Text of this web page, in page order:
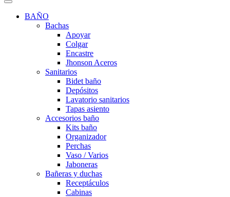
BAÑO
Bachas
Apoyar
Colgar
Encastre
Jhonson Aceros
Sanitarios
Bidet baño
Depósitos
Lavatorio sanitarios
Tapas asiento
Accesorios baño
Kits baño
Organizador
Perchas
Vaso / Varios
Jaboneras
Bañeras y duchas
Receptáculos
Cabinas